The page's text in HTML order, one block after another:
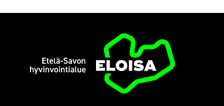
Etusi­vu